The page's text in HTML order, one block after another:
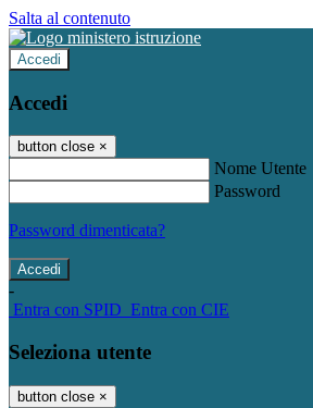
Salta al contenuto
Accedi
Accedi
button close ×
Nome Utente
Password
Password dimenticata?
-
Entra con SPID Entra con CIE
Seleziona utente
button close ×